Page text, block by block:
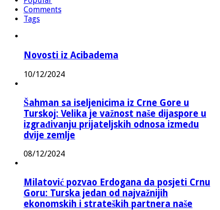
Comments
Tags
Novosti iz Acibadema
10/12/2024
Šahman sa iseljenicima iz Crne Gore u
Turskoj: Velika je važnost naše dijaspore u
izgrađivanju prijateljskih odnosa između
dvije zemlje
08/12/2024
Milatović pozvao Erdogana da posjeti Crnu
Goru: Turska jedan od najvažnijih
ekonomskih i strateških partnera naše